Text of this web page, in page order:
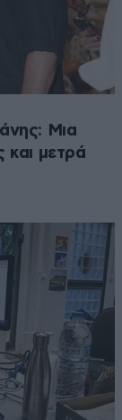
Μια
και μετρά